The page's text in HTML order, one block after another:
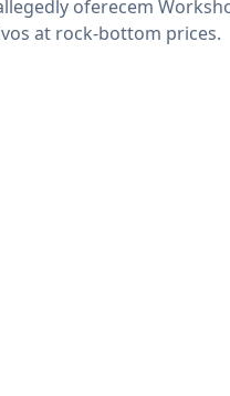
oferecem
at rock-bottom prices.